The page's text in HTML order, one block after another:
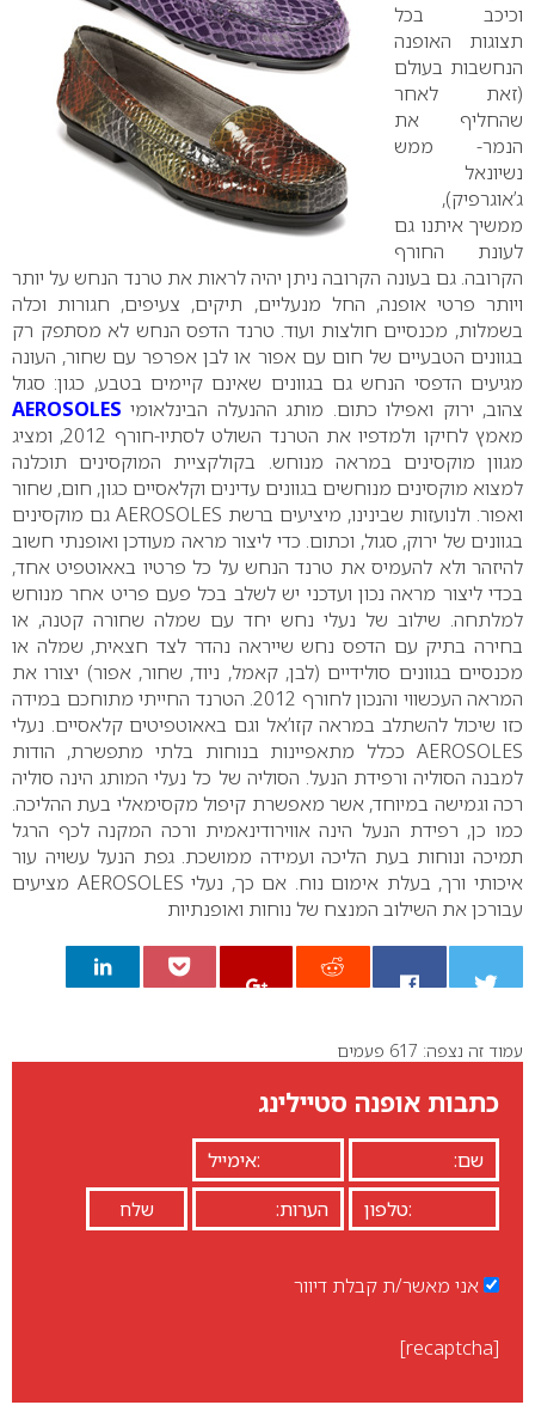
וכיכב בכל
תצוגות האופנה
הנחשבות בעולם
(זאת לאחר
שהחליף את
הנמר- ממש
נשיונאל
ג’אוגרפיק),
ממשיך איתנו גם
לעונת החורף
הקרובה. גם בעונה הקרובה ניתן יהיה לראות את טרנד הנחש על יותר
ויותר פרטי אופנה, החל מנעליים, תיקים, צעיפים, חגורות וכלה
בשמלות, מכנסיים חולצות ועוד. טרנד הדפס הנחש לא מסתפק רק
בגוונים הטבעיים של חום עם אפור או לבן אפרפר עם שחור, העונה
מגיעים הדפסי הנחש גם בגוונים שאינם קיימים בטבע, כגון: סגול
צהוב, ירוק ואפילו כתום. מותג ההנעלה הבינלאומי AEROSOLES
מאמץ לחיקו ולמדפיו את הטרנד השולט לסתיו-חורף 2012, ומציג
מגוון מוקסינים במראה מנוחש. בקולקציית המוקסינים תוכלנה
למצוא מוקסינים מנוחשים בגוונים עדינים וקלאסיים כגון, חום, שחור
ואפור. ולנועזות שבינינו, מיציעים ברשת AEROSOLES גם מוקסינים
בגוונים של ירוק, סגול, וכתום. כדי ליצור מראה מעודכן ואופנתי חשוב
להיזהר ולא להעמיס את טרנד הנחש על כל פרטיו באאוטפיט אחד,
בכדי ליצור מראה נכון ועדכני יש לשלב בכל פעם פריט אחר מנוחש
למלתחה. שילוב של נעלי נחש יחד עם שמלה שחורה קטנה, או
בחירה בתיק עם הדפס נחש שייראה נהדר לצד חצאית, שמלה או
מכנסיים בגוונים סולידיים (לבן, קאמל, ניוד, שחור, אפור) יצורו את
המראה העכשווי והנכון לחורף 2012. הטרנד החייתי מתוחכם במידה
כזו שיכול להשתלב במראה קזו’אל וגם באאוטפיטים קלאסיים. נעלי
AEROSOLES ככלל מתאפיינות בנוחות בלתי מתפשרת, הודות
למבנה הסוליה ורפידת הנעל. הסוליה של כל נעלי המותג הינה סוליה
רכה וגמישה במיוחד, אשר מאפשרת קיפול מקסימאלי בעת ההליכה.
כמו כן, רפידת הנעל הינה אווירודינאמית ורכה המקנה לכף הרגל
תמיכה ונוחות בעת הליכה ועמידה ממושכת. גפת הנעל עשויה עור
איכותי ורך, בעלת אימום נוח. אם כך, נעלי AEROSOLES מציעים
עבורכן את השילוב המנצח של נוחות ואופנתיות
0
עמוד זה נצפה: 617 פעמים
כתבות אופנה סטיילינג
אני מאשר/ת קבלת דיוור
[recaptcha]